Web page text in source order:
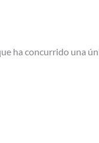
ha concurrido una